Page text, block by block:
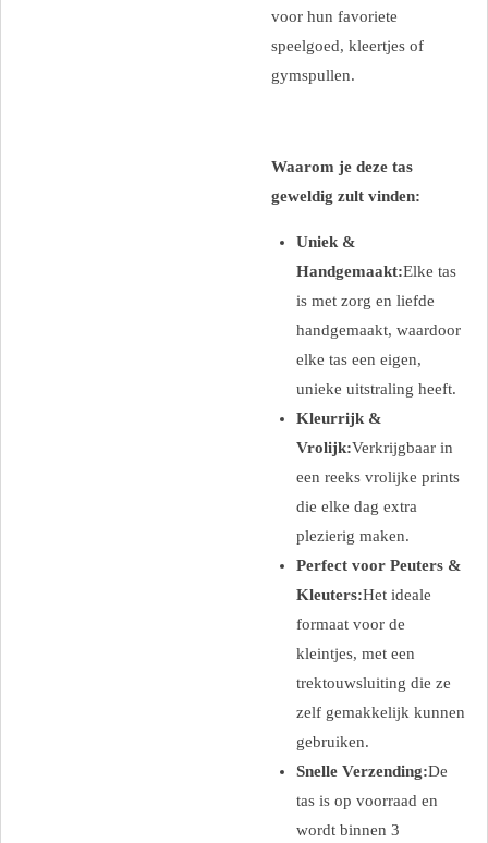
voor hun favoriete
speelgoed, kleertjes of
gymspullen.
Waarom je deze tas
geweldig zult vinden:
Uniek &
Handgemaakt:Elke tas
is met zorg en liefde
handgemaakt, waardoor
elke tas een eigen,
unieke uitstraling heeft.
Kleurrijk &
Vrolijk:Verkrijgbaar in
een reeks vrolijke prints
die elke dag extra
plezierig maken.
Perfect voor Peuters &
Kleuters:Het ideale
formaat voor de
kleintjes, met een
trektouwsluiting die ze
zelf gemakkelijk kunnen
gebruiken.
Snelle Verzending:De
tas is op voorraad en
wordt binnen 3